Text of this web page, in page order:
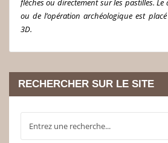
flèches ou directement sur les pastilles.
ou de l’opération archéologique est
3D.
RECHERCHER SUR LE SITE
RECHERCHER